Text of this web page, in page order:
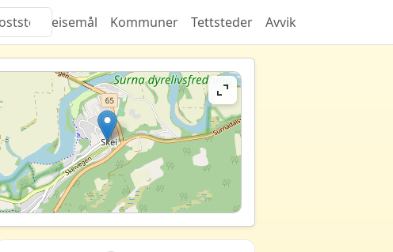
Quiz Reisemål Kommuner Tettsteder Avvik